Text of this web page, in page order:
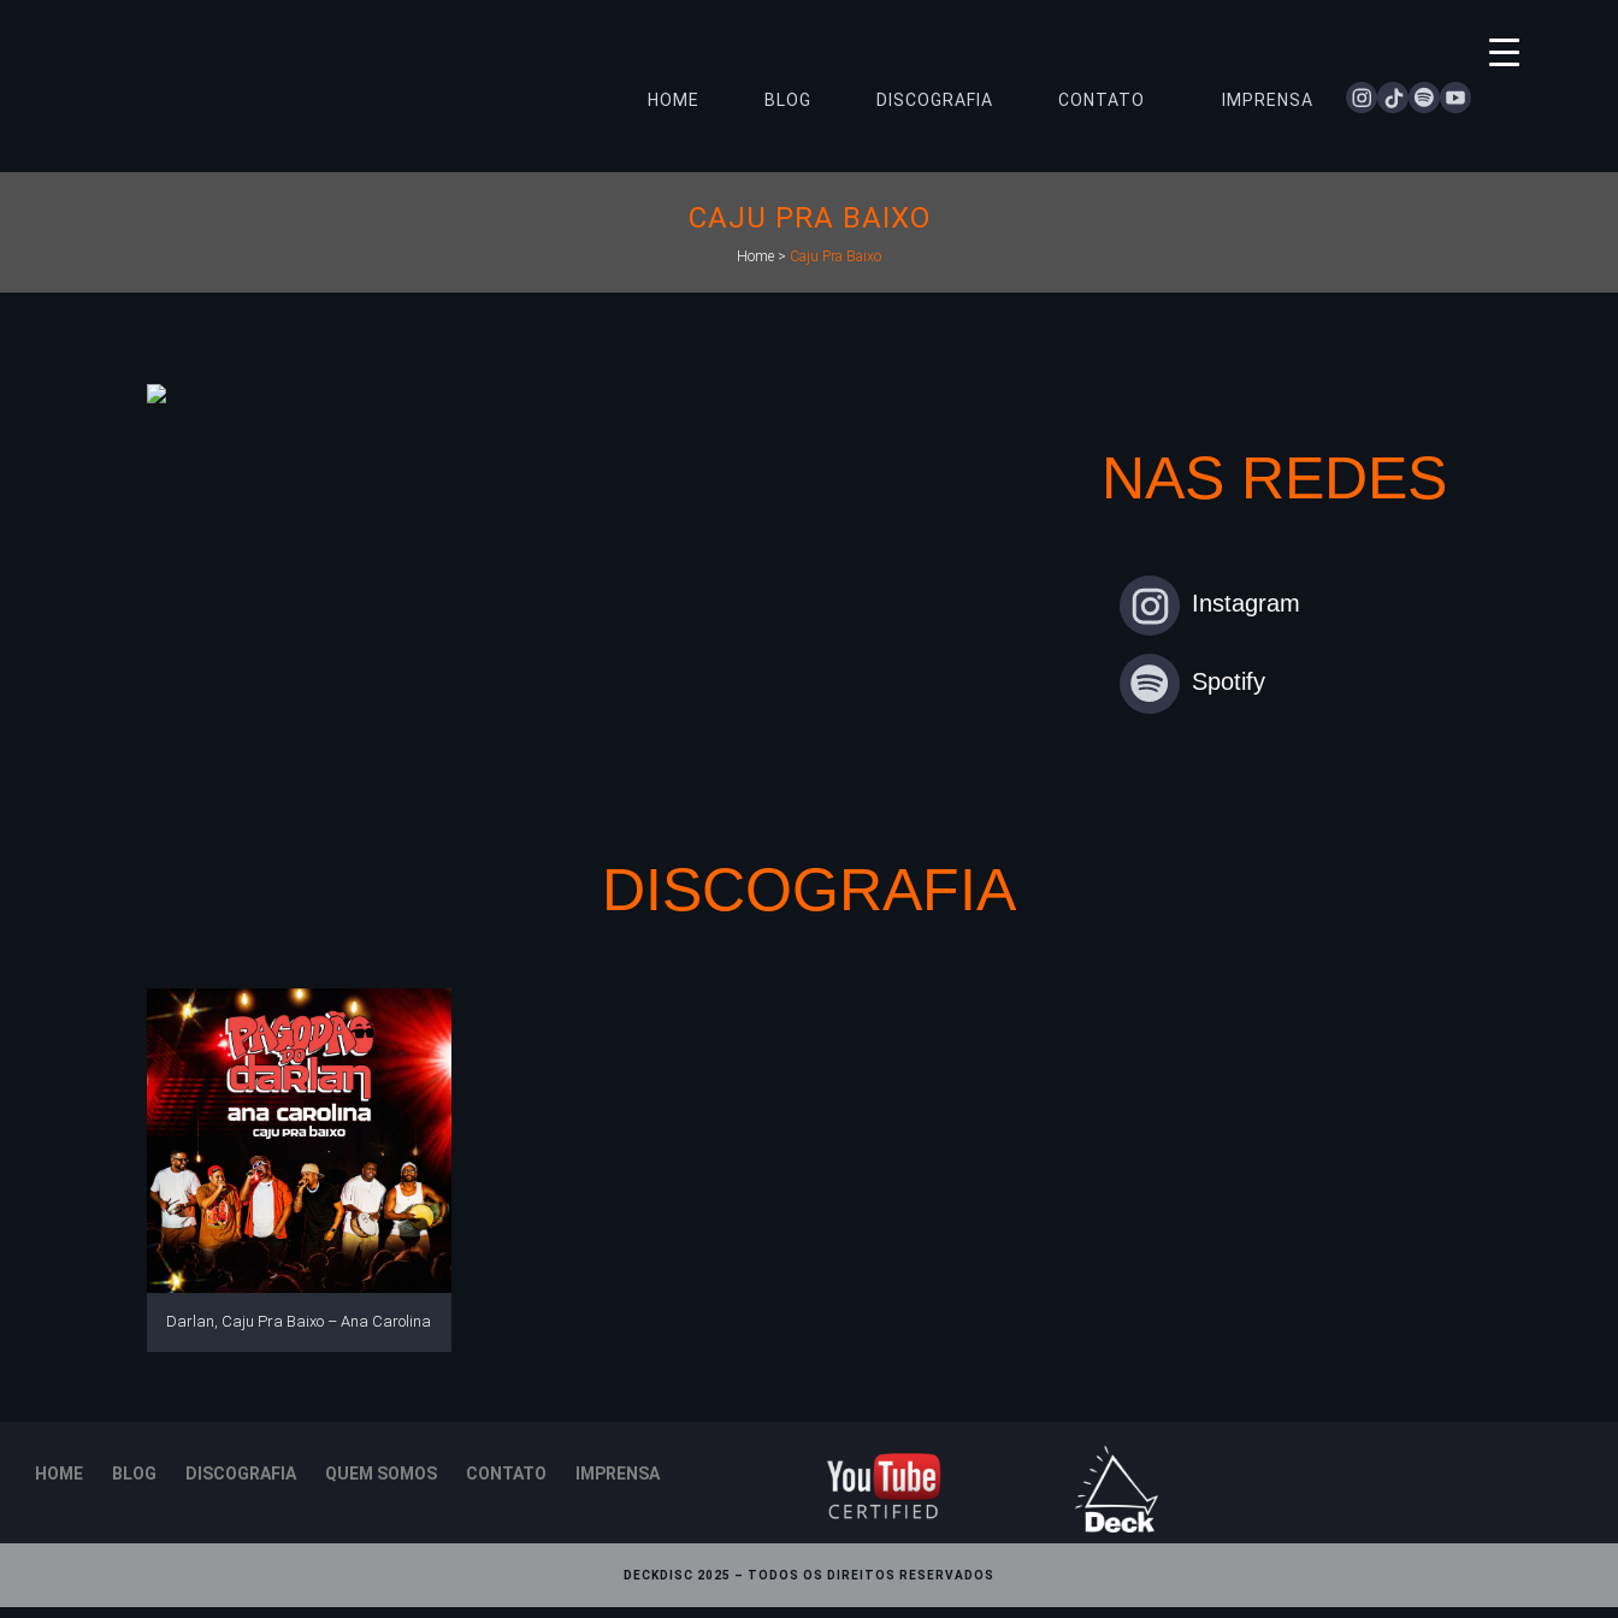
instagram
tiktokspotifyyoutube
HOME BLOG DISCOGRAFIA CONTATO IMPRENSA
CAJU PRA BAIXO
Home > Caju Pra Baixo
NAS REDES
Instagram
Spotify
DISCOGRAFIA
Darlan, Caju Pra Baixo – Ana Carolina
HOME BLOG DISCOGRAFIA QUEM SOMOS CONTATO IMPRENSA
DECKDISC 2025 – TODOS OS DIREITOS RESERVADOS